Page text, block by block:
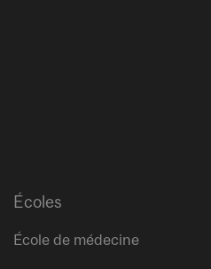
Écoles
École de médecine